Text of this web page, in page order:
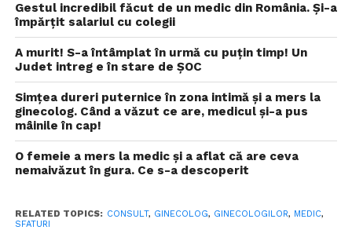
Gestul incredibil făcut de un medic din România. Și-a
împărțit salariul cu colegii
A murit! S-a întâmplat în urmă cu puţin timp! Un
Judet intreg e în stare de ŞOC
Simțea dureri puternice în zona intimă și a mers la
ginecolog. Când a văzut ce are, medicul și-a pus
mâinile în cap!
O femeie a mers la medic și a aflat că are ceva
nemaivăzut în gura. Ce s-a descoperit
RELATED TOPICS: CONSULT, GINECOLOG, GINECOLOGILOR, MEDIC,
SFATURI